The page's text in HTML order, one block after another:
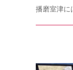
03-
播磨室津に